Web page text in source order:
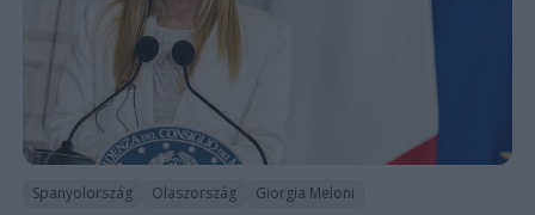
Spanyolország Olaszország Giorgia Meloni